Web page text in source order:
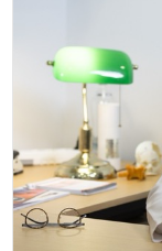
KÜLTÜR &
SAĞLIK